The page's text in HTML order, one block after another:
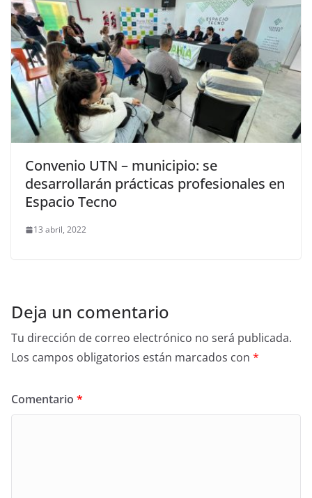
Convenio UTN – municipio: se
desarrollarán prácticas profesionales en
Espacio Tecno
13 abril, 2022
Deja un comentario
Tu dirección de correo electrónico no será publicada.
Los campos obligatorios están marcados con *
Comentario *